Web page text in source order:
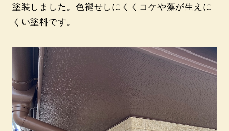
塗装しました。色褪せしにくくコケや藻が生えに
くい塗料です。